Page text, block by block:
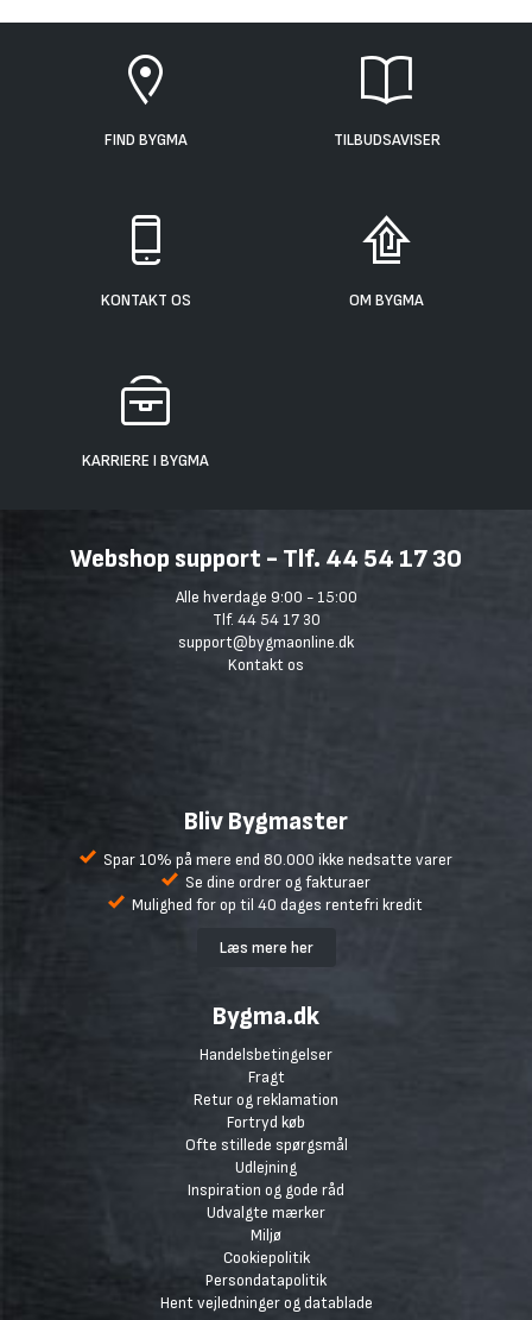
FIND BYGMA TILBUDSAVISER
KONTAKT OS OM BYGMA
KARRIERE I BYGMA
Webshop support - Tlf. 44 54 17 30
Alle hverdage 9:00 - 15:00
Tlf. 44 54 17 30
support@bygmaonline.dk
Kontakt os
Bliv Bygmaster
Spar 10% på mere end 80.000 ikke nedsatte varer
Se dine ordrer og fakturaer
Mulighed for op til 40 dages rentefri kredit
Læs mere her
Bygma.dk
Handelsbetingelser
Fragt
Retur og reklamation
Fortryd køb
Ofte stillede spørgsmål
Udlejning
Inspiration og gode råd
Udvalgte mærker
Miljø
Cookiepolitik
Persondatapolitik
Hent vejledninger og datablade